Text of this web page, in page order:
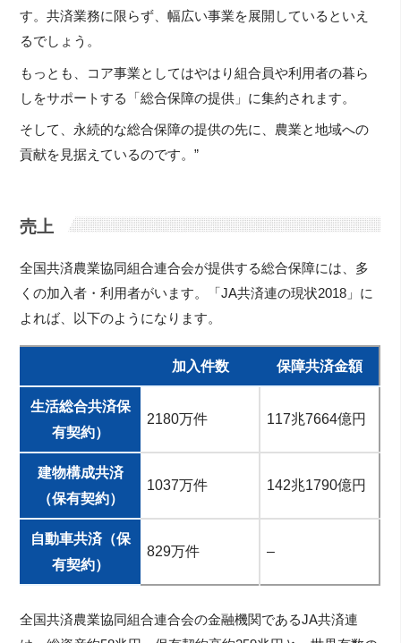
す。共済業務に限らず、幅広い事業を展開しているといえ
るでしょう。
もっとも、コア事業としてはやはり組合員や利用者の暮ら
しをサポートする「総合保障の提供」に集約されます。
そして、永続的な総合保障の提供の先に、農業と地域への
貢献を見据えているのです。”
売上
全国共済農業協同組合連合会が提供する総合保障には、多
くの加入者・利用者がいます。「JA共済連の現状2018」に
よれば、以下のようになります。
加入件数 保障共済金額
生活総合共済保
有契約）
2180万件 117兆7664億円
建物構成共済
（保有契約）
1037万件 142兆1790億円
自動車共済（保
有契約）
829万件 –
全国共済農業協同組合連合会の金融機関であるJA共済連